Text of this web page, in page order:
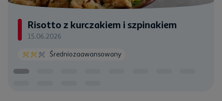
Risotto z kurczakiem i szpinakiem
15.06.2026
Średniozaawansowany